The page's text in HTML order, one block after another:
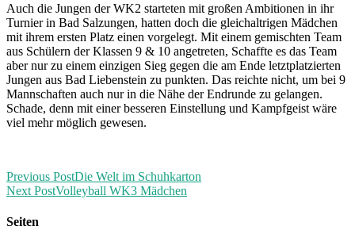
Auch die Jungen der WK2 starteten mit großen Ambitionen in ihr
Turnier in Bad Salzungen, hatten doch die gleichaltrigen Mädchen
mit ihrem ersten Platz einen vorgelegt. Mit einem gemischten Team
aus Schülern der Klassen 9 & 10 angetreten, Schaffte es das Team
aber nur zu einem einzigen Sieg gegen die am Ende letztplatzierten
Jungen aus Bad Liebenstein zu punkten. Das reichte nicht, um bei 9
Mannschaften auch nur in die Nähe der Endrunde zu gelangen.
Schade, denn mit einer besseren Einstellung und Kampfgeist wäre
viel mehr möglich gewesen.
Previous PostDie Welt im Schuhkarton
Next PostVolleyball WK3 Mädchen
Seiten